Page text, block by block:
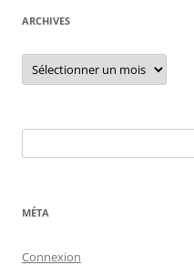
ARCHIVES
Archives
MÉTA
Connexion